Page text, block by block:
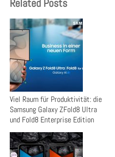
Related Posts
Viel Raum für Produktivität: die
Samsung Galaxy ZFold8 Ultra
und Fold8 Enterprise Edition